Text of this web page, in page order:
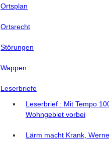
Ortsplan
Ortsrecht
Störungen
Wappen
Leserbriefe
Leserbrief : Mit Tempo
Wohngebiet vorbei
Lärm macht Krank,